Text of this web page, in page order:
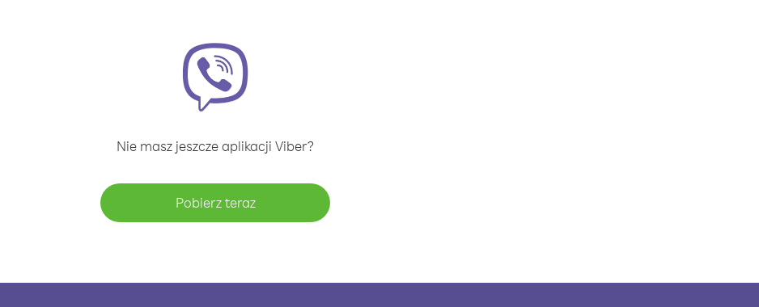
Nie masz jeszcze aplikacji Viber?
Pobierz teraz